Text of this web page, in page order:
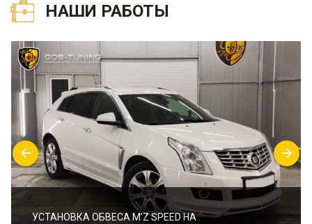
НАШИ РАБОТЫ
УСТАНОВКА ОБВЕСА M’Z SPEED НА